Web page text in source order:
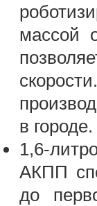
массой
в городе.
1,6-
АКПП
до